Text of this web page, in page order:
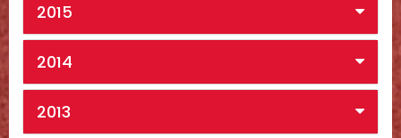
2015
2014
2013